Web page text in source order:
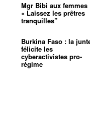
Mgr Bibi aux femmes
« Laissez les prêtres
tranquilles”
Burkina Faso : la
félicite les
cyberactivistes pro-
régime